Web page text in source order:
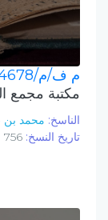
م ف/م/4678
مكتبة مجمع
الناسخ: محمد بن
تاريخ النسخ: